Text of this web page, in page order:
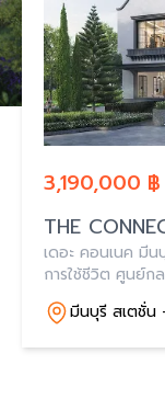
3,190,000 ฿
THE
เดอะ คอนเนค มี
การใช้ชีวิต ศูนย์ก
ที่โอบล้อมไปด้วย
มีนบุรี สเตชั่น